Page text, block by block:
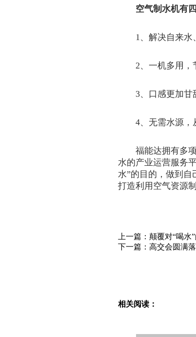
空气制水机有
1、解决自来水
2、一机多用，
3、口感更加甘
4、无需水源，
福能达拥有多
水的产业运营服务
水”的目的，做到自
打造利用空气资源
上一篇：颠覆对“喝
下一篇：高交会圆满
相关阅读：